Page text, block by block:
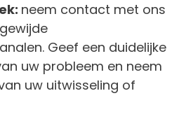
neem contact met ons
Geef een duidelijke
uw probleem en neem
uw uitwisseling of